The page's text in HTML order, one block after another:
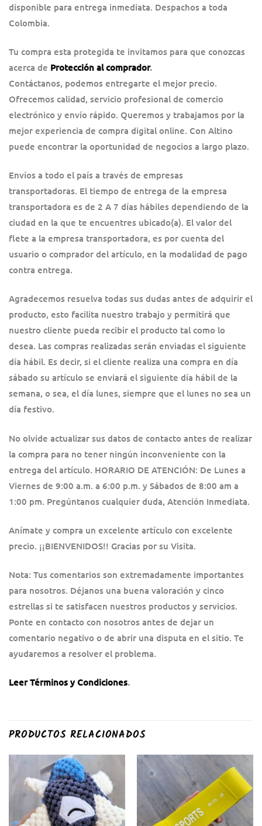
disponible para entrega inmediata. Despachos a toda
Colombia.
Tu compra esta protegida te invitamos para que conozcas
acerca de Protección al comprador.
Contáctanos, podemos entregarte el mejor precio.
Ofrecemos calidad, servicio profesional de comercio
electrónico y envío rápido. Queremos y trabajamos por la
mejor experiencia de compra digital online. Con Altino
puede encontrar la oportunidad de negocios a largo plazo.
Envíos a todo el país a través de empresas
transportadoras. El tiempo de entrega de la empresa
transportadora es de 2 A 7 días hábiles dependiendo de la
ciudad en la que te encuentres ubicado(a). El valor del
flete a la empresa transportadora, es por cuenta del
usuario o comprador del artículo, en la modalidad de pago
contra entrega.
Agradecemos resuelva todas sus dudas antes de adquirir el
producto, esto facilita nuestro trabajo y permitirá que
nuestro cliente pueda recibir el producto tal como lo
desea. Las compras realizadas serán enviadas el siguiente
día hábil. Es decir, si el cliente realiza una compra en día
sábado su artículo se enviará el siguiente día hábil de la
semana, o sea, el día lunes, siempre que el lunes no sea un
día festivo.
No olvide actualizar sus datos de contacto antes de realizar
la compra para no tener ningún inconveniente con la
entrega del artículo. HORARIO DE ATENCIÓN: De Lunes a
Viernes de 9:00 a.m. a 6:00 p.m. y Sábados de 8:00 am a
1:00 pm. Pregúntanos cualquier duda, Atención Inmediata.
Anímate y compra un excelente artículo con excelente
precio. ¡¡BIENVENIDOS!! Gracias por su Visita.
Nota: Tus comentarios son extremadamente importantes
para nosotros. Déjanos una buena valoración y cinco
estrellas si te satisfacen nuestros productos y servicios.
Ponte en contacto con nosotros antes de dejar un
comentario negativo o de abrir una disputa en el sitio. Te
ayudaremos a resolver el problema.
Leer Términos y Condiciones.
PRODUCTOS RELACIONADOS